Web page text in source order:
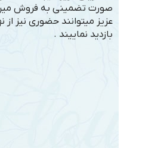
صورت تضمینی به فروش
عزیز میتوانند حضوری نیز از
بازدید نماییند .